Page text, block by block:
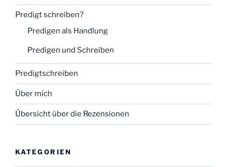
Predigt schreiben?
Predigen als Handlung
Predigen und Schreiben
Predigtschreiben
Über mich
Übersicht über die Rezensionen
KATEGORIEN